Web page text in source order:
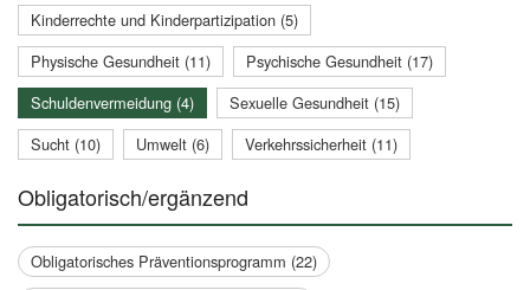
Kinderrechte und Kinderpartizipation (5)
Physische Gesundheit (11)
Psychische Gesundheit (17)
Schuldenvermeidung (4)
Sexuelle Gesundheit (15)
Sucht (10)
Umwelt (6) Verkehrssicherheit (11)
Obligatorisch/ergänzend
Obligatorisches Präventionsprogramm (22)